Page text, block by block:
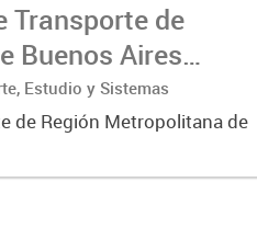
Transporte de
Buenos Aires
Estudio y Sistemas
de Región Metropolitana de